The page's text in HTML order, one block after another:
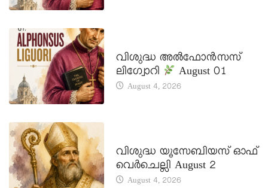
വിശുദ്ധ അൽഫോൻസസ്
ലിഗ്വോറി
August 01
August 4, 2026
വിശുദ്ധ യൂസേബിയസ് ഓഫ്
വെർചെല്ലി August 2
August 4, 2026